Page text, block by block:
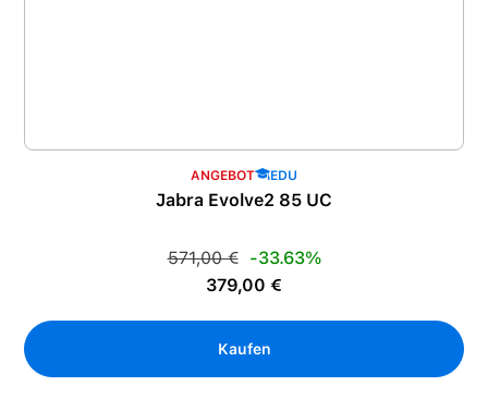
ANGEBOT EDU
Jabra Evolve2 85 UC
Verkaufspreis:
Regulärer Preis:
571,00 €
-33.63%
379,00 €
Kaufen